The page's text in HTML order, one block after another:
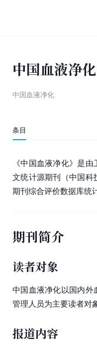
中国血液净化
中国血液净化
条目
《中国血液净化》是
文统计源期刊（中国科
期刊综合评价数据库统
期刊简介
读者对象
中国血液净化以国内外
管理人员为主要读者对
报道内容